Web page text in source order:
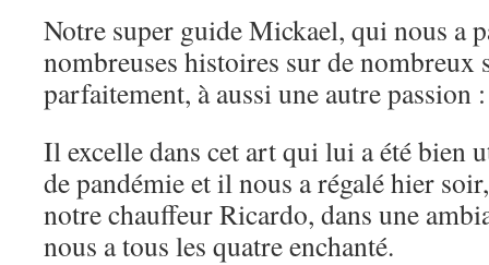
Notre super guide Mickael, qui nous a
nombreuses histoires sur de nombreux
parfaitement, à aussi une autre passion
Il excelle dans cet art qui lui a été bien
de pandémie et il nous a régalé hier
notre chauffeur Ricardo, dans une
nous a tous les quatre enchanté.